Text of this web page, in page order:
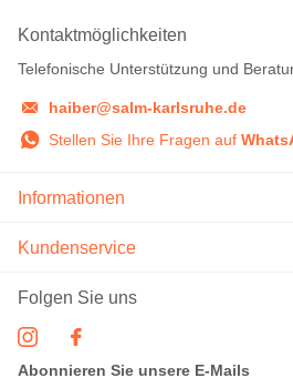
Kontaktmöglichkeiten
Telefonische Unterstützung und
haiber@salm-karlsruhe.de
Stellen Sie Ihre Fragen auf
Informationen
Kundenservice
Folgen Sie uns
Abonnieren Sie unsere E-Mails